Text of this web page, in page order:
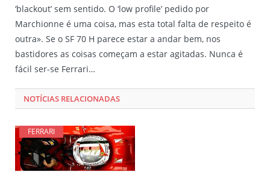
‘blackout’ sem sentido. O ‘low profile’ pedido por
Marchionne é uma coisa, mas esta total falta de respeito é
outra». Se o SF 70 H parece estar a andar bem, nos
bastidores as coisas começam a estar agitadas. Nunca é
fácil ser-se Ferrari…
NOTÍCIAS RELACIONADAS
FERRARI